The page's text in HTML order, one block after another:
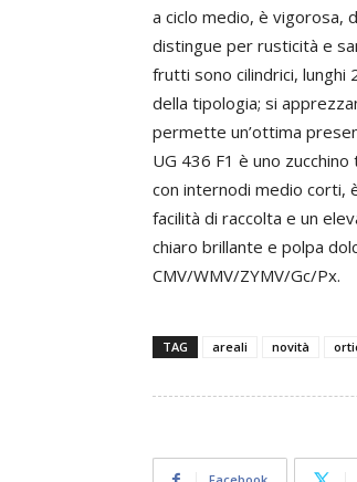
a ciclo medio, è vigorosa,
distingue per rusticità e
frutti sono cilindrici,
della tipologia; si
permette un’ottima
UG 436 F1 è uno
con internodi medio corti,
facilità di raccolta e un
chiaro brillante e polpa
CMV/WMV/ZYMV/Gc/Px.
TAG areali novità